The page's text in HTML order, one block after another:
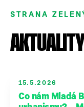
STRANA
AKTUALITY
15.5.2026
Co nám Mladá